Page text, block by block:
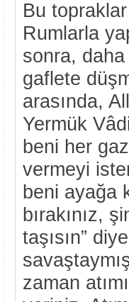
Bu
Rumlarla
sonra,
gaflete
arasında,
Yermük
beni her
vermeyi
beni ayağa
bırakınız,
taşısın”
zaman